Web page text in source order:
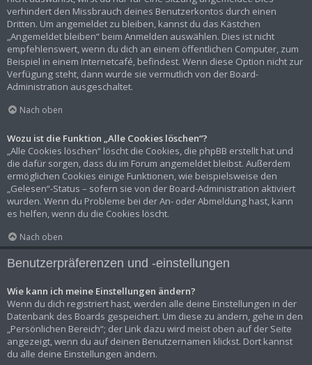
verhindert den Missbrauch deines Benutzerkontos durch einen
Dritten. Um angemeldet zu bleiben, kannst du das Kästchen
„Angemeldet bleiben“ beim Anmelden auswählen. Dies ist nicht
empfehlenswert, wenn du dich an einem öffentlichen Computer, zum
Beispiel in einem Internetcafé, befindest. Wenn diese Option nicht zur
Verfügung steht, dann wurde sie vermutlich von der Board-
Administration ausgeschaltet.
Nach oben
Wozu ist die Funktion „Alle Cookies löschen“?
„Alle Cookies löschen“ löscht die Cookies, die phpBB erstellt hat und
die dafür sorgen, dass du im Forum angemeldet bleibst. Außerdem
ermöglichen Cookies einige Funktionen, wie beispielsweise den
„Gelesen“-Status – sofern sie von der Board-Administration aktiviert
wurden. Wenn du Probleme bei der An- oder Abmeldung hast, kann
es helfen, wenn du die Cookies löscht.
Nach oben
Benutzerpräferenzen und -einstellungen
Wie kann ich meine Einstellungen ändern?
Wenn du dich registriert hast, werden alle deine Einstellungen in der
Datenbank des Boards gespeichert. Um diese zu ändern, gehe in den
„Persönlichen Bereich“; der Link dazu wird meist oben auf der Seite
angezeigt, wenn du auf deinen Benutzernamen klickst. Dort kannst
du alle deine Einstellungen ändern.